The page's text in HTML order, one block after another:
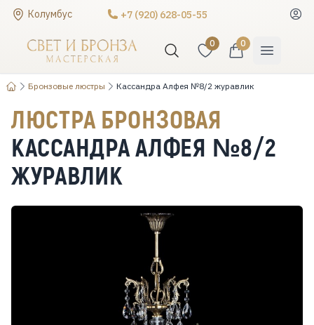
Колумбус +7 (920) 628-05-55
0 0
Бронзовые люстры Кассандра Алфея №8/2 журавлик
ЛЮСТРА БРОНЗОВАЯ
КАССАНДРА АЛФЕЯ №8/2
ЖУРАВЛИК